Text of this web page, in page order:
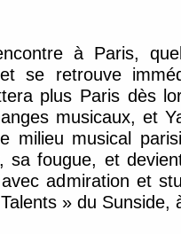
à Paris,
se retrouve
plus Paris dès
musicaux, et
milieu musical
sa fougue, et
admiration et
» du Sunside,